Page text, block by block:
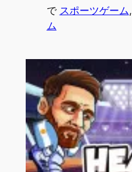
で スポーツゲーム,
ム